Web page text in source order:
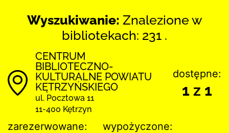
Wyszukiwanie: Znalezione w
bibliotekach: 231 .
CENTRUM
BIBLIOTECZNO-
KULTURALNE POWIATU
KĘTRZYŃSKIEGO
ul. Pocztowa 11
11-400 Kętrzyn
dostępne:
1 z 1
zarezerwowane: wypożyczone: